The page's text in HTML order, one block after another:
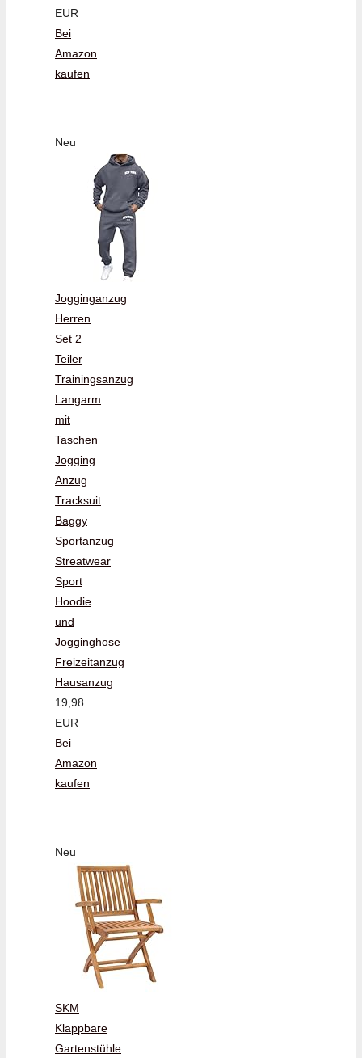
EUR
Bei
Amazon
kaufen
Neu
Jogginganzug
Herren
Set 2
Teiler
Trainingsanzug
Langarm
mit
Taschen
Jogging
Anzug
Tracksuit
Baggy
Sportanzug
Streatwear
Sport
Hoodie
und
Jogginghose
Freizeitanzug
Hausanzug
19,98
EUR
Bei
Amazon
kaufen
Neu
SKM
Klappbare
Gartenstühle